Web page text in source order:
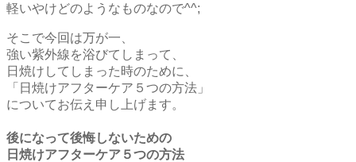
軽いやけどのようなものなので^^;
そこで今回は万が一、
強い紫外線を浴びてしまって、
日焼けしてしまった時のために、
「日焼けアフターケア５つの方法」
についてお伝え申し上げます。
後になって後悔しないための
日焼けアフターケア５つの方法